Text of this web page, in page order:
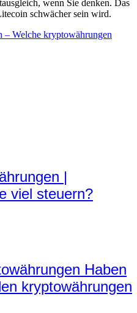
wenn Sie denken. Das
schwächer sein wird.
Welche kryptowährungen
|
viel steuern?
Haben
kryptowährungen